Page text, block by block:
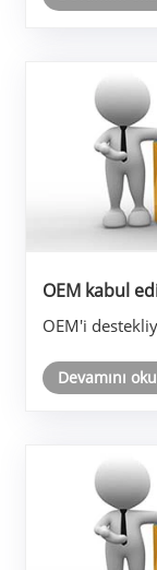
OEM kabul
OEM'i
Devamını oku